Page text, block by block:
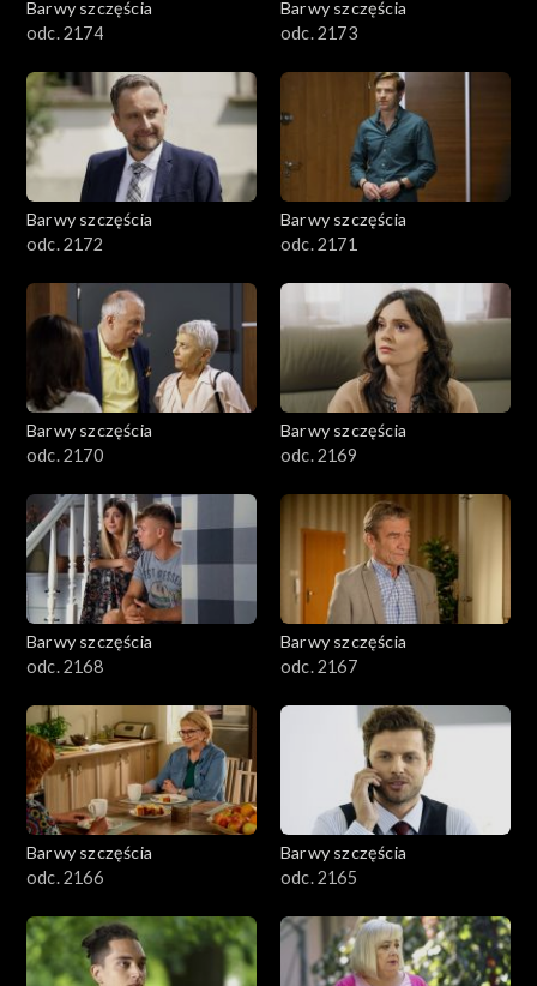
Barwy szczęścia
odc. 2174
Barwy szczęścia
odc. 2173
Barwy szczęścia
odc. 2172
Barwy szczęścia
odc. 2171
Barwy szczęścia
odc. 2170
Barwy szczęścia
odc. 2169
Barwy szczęścia
odc. 2168
Barwy szczęścia
odc. 2167
Barwy szczęścia
odc. 2166
Barwy szczęścia
odc. 2165